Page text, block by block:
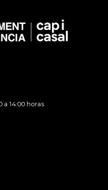
a 14:00 horas